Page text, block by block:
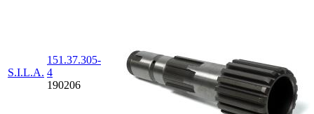
S.I.L.A.
151.37.305-
4
190206